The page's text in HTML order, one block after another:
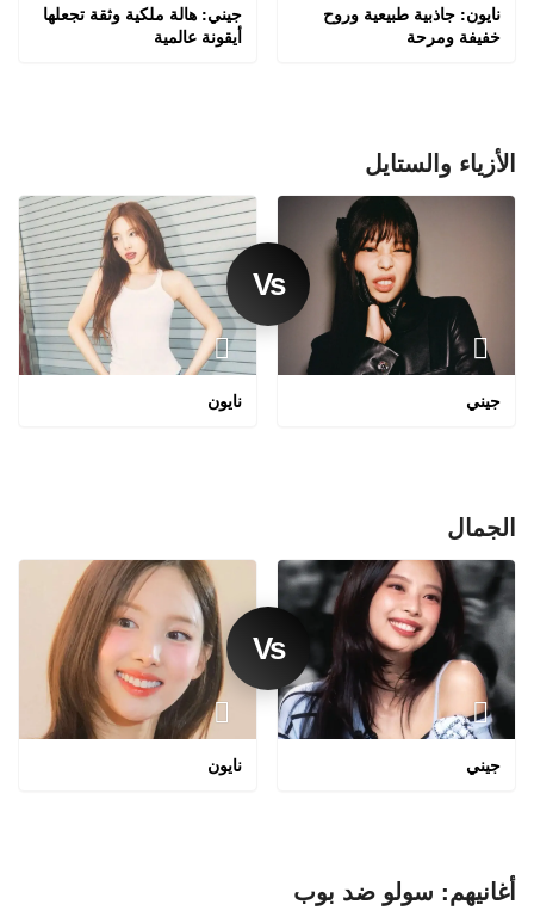
نايون: جاذبية طبيعية وروح
خفيفة ومرحة
جيني: هالة ملكية وثقة تجعلها
أيقونة عالمية
الأزياء والستايل
جيني نايون
الجمال
جيني نايون
أغانيهم: سولو ضد بوب